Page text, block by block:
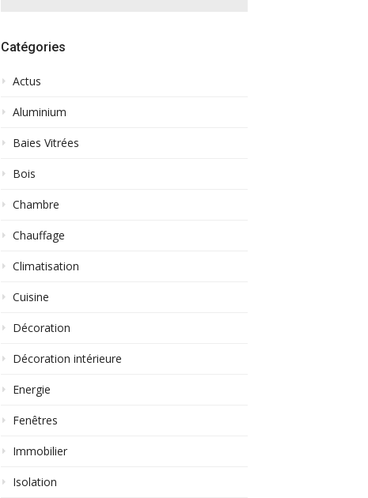
Catégories
Actus
Aluminium
Baies Vitrées
Bois
Chambre
Chauffage
Climatisation
Cuisine
Décoration
Décoration intérieure
Energie
Fenêtres
Immobilier
Isolation